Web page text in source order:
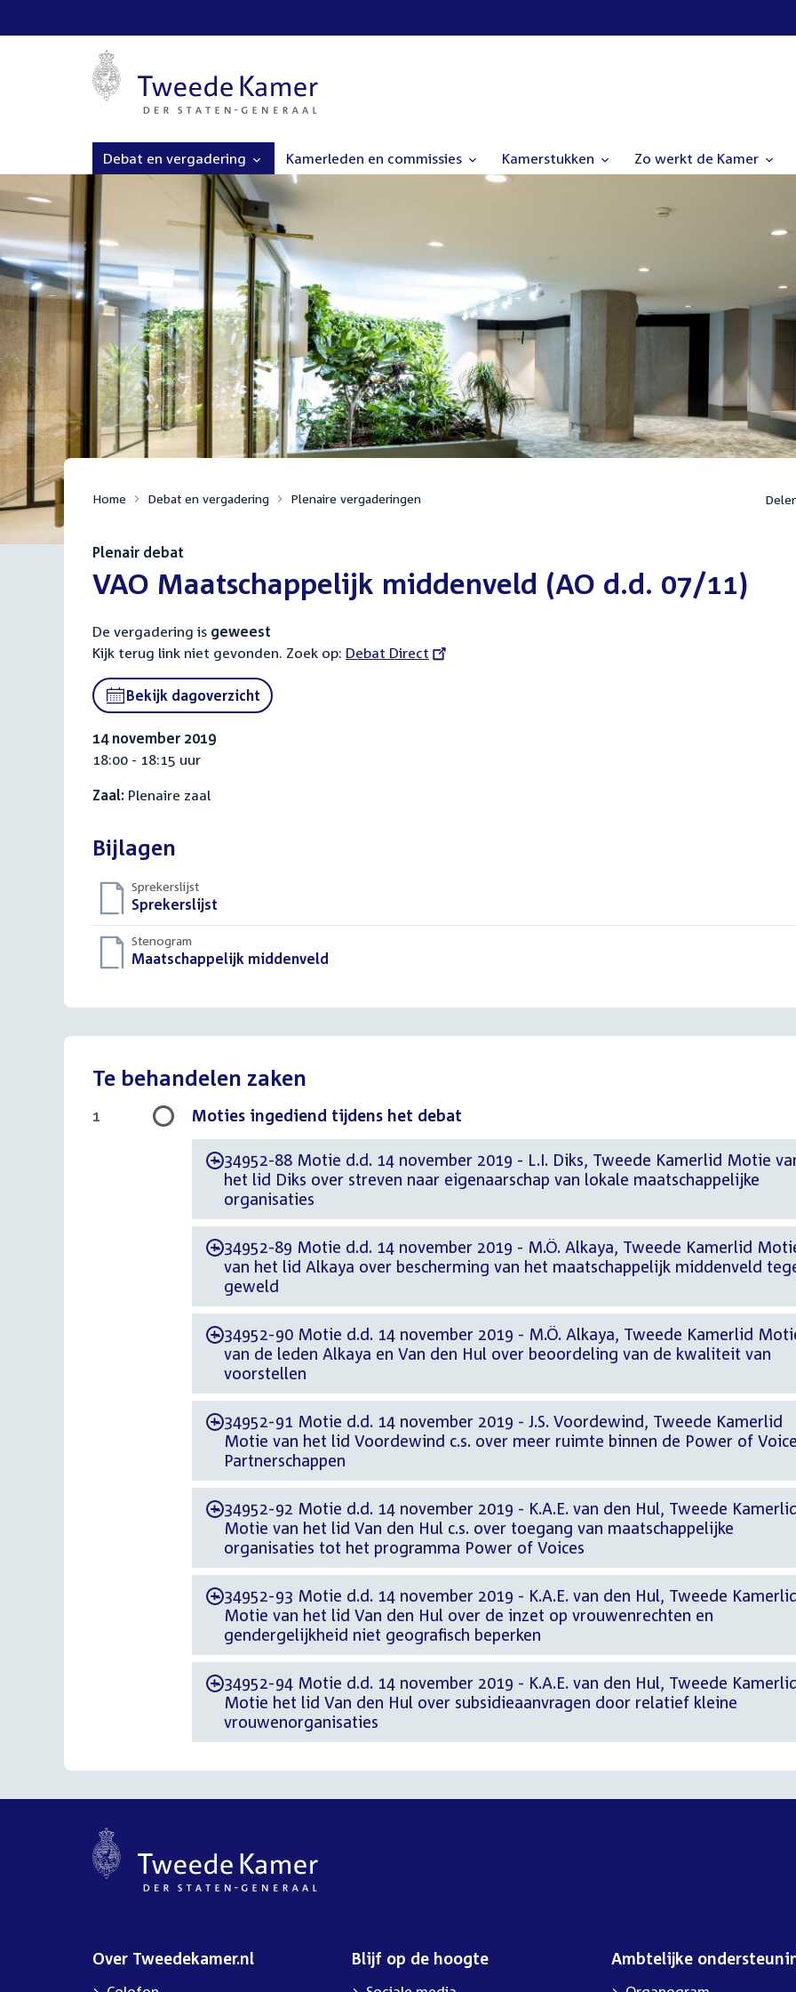
Debat en vergadering Kamerleden en commissies Kamerstukken Zo werkt de Kamer
Home Debat en vergadering Plenaire vergaderingen
Plenair debat
:VAO Maatschappelijk middenveld (AO d.d. 07/11)
De vergadering is geweest
Kijk terug link niet gevonden. Zoek op: External
Debat Direct
Bekijk dagoverzicht
14 november 2019
18:00 - 18:15 uur
Zaal: Plenaire zaal
Bijlagen
Sprekerslijst
Download
bestand:
Sprekerslijst
Stenogram
Download
Maatschappelijk middenveld
Te behandelen zaken
Moties ingediend tijdens het debat
-34952-88 Motie d.d. 14 november 2019 - L.I. Diks, Tweede Kamerlid Motie
het lid Diks over streven naar eigenaarschap van lokale maatschappelijke
organisaties
-34952-89 Motie d.d. 14 november 2019 - M.Ö. Alkaya, Tweede Kamerlid
van het lid Alkaya over bescherming van het maatschappelijk middenveld
geweld
-34952-90 Motie d.d. 14 november 2019 - M.Ö. Alkaya, Tweede Kamerlid
van de leden Alkaya en Van den Hul over beoordeling van de kwaliteit van
voorstellen
-34952-91 Motie d.d. 14 november 2019 - J.S. Voordewind, Tweede Kamerlid
Motie van het lid Voordewind c.s. over meer ruimte binnen de Power of
Partnerschappen
-34952-92 Motie d.d. 14 november 2019 - K.A.E. van den Hul, Tweede
Motie van het lid Van den Hul c.s. over toegang van maatschappelijke
organisaties tot het programma Power of Voices
-34952-93 Motie d.d. 14 november 2019 - K.A.E. van den Hul, Tweede
Motie van het lid Van den Hul over de inzet op vrouwenrechten en
gendergelijkheid niet geografisch beperken
-34952-94 Motie d.d. 14 november 2019 - K.A.E. van den Hul, Tweede
Motie het lid Van den Hul over subsidieaanvragen door relatief kleine
vrouwenorganisaties
1
Over Tweedekamer.nl Blijf op de hoogte Ambtelijke